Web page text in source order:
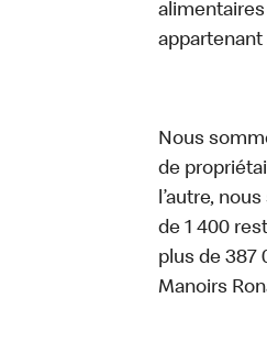
alimentaires
appartenant
Nous
de
l’autre,
de 1 400
plus de 387
Manoirs